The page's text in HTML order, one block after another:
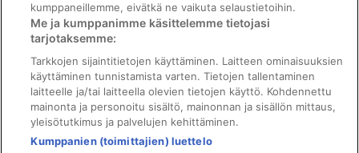
Tuki
Ota yhteyttä
Varauksen muuttaminen tai peruuttaminen
Varaa lento lentoyhtiön hyvityskupongeilla
Hyvityksen hakeminen ja aikarajat
kumppaneillemme, eivätkä ne vaikuta selaustietoihin.
Me ja kumppanimme käsittelemme tietojasi
tarjotaksemme:
Tarkkojen sijaintitietojen käyttäminen. Laitteen ominaisuuksien
käyttäminen tunnistamista varten. Tietojen tallentaminen
laitteelle ja/tai laitteella olevien tietojen käyttö. Kohdennettu
mainonta ja personoitu sisältö, mainonnan ja sisällön mittaus,
yleisötutkimus ja palvelujen kehittäminen.
Kumppanien (toimittajien) luettelo